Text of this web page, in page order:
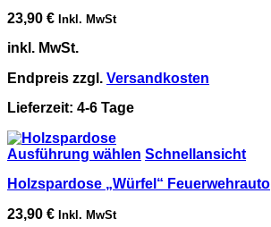
23,90 € Inkl. MwSt
inkl. MwSt.
Endpreis zzgl. Versandkosten
Lieferzeit: 4-6 Tage
Ausführung wählen Schnellansicht
Holzspardose „Würfel“ Feuerwehrauto
23,90 € Inkl. MwSt